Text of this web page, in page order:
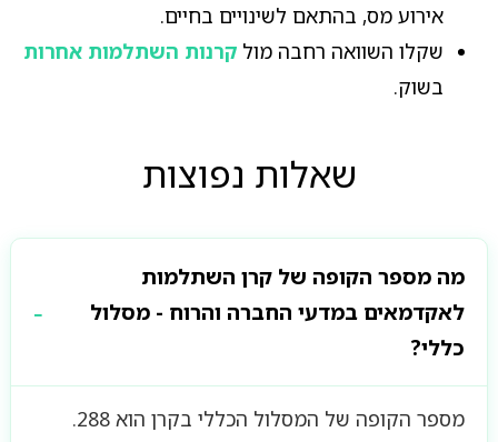
אירוע מס, בהתאם לשינויים בחיים.
שקלו השוואה רחבה מול קרנות השתלמות אחרות
בשוק.
שאלות נפוצות
מה מספר הקופה של קרן השתלמות
לאקדמאים במדעי החברה והרוח - מסלול
כללי?
מספר הקופה של המסלול הכללי בקרן הוא 288.